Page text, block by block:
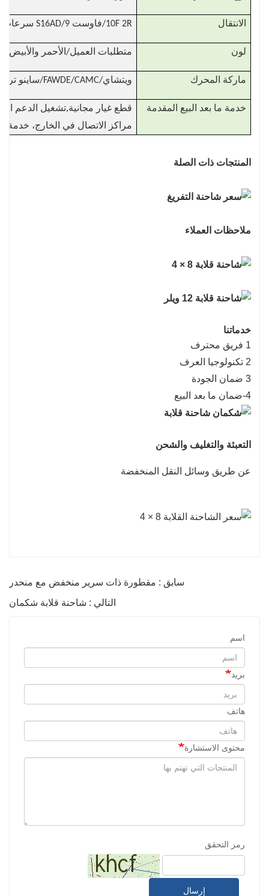
الانتقال 10F 2R/فاوست S16AD/9 سرعات AMT/12JSD200TA-B/16جير
لون متطلبات العميل/الأحمر والأبيض
ماركة المحرك ويتشاي/FAWDE/CAMC/ساينو تراك/يوشاي/رجل/
خدمة ما بعد البيع المقدمة قطع غيار مجانية,تشغيل الدعم
مراكز الاتصال في الخارج، خدمة
المنتجات ذات الصلة
ملاحظات العملاء
خدماتنا
1 فريق محترف
2 تكنولوجيا العرف
3 ضمان الجودة
4-ضمان ما بعد البيع
التعبئة والتغليف والشحن
عن طريق وسائل النقل المنخفضة
سابق : مقطورة ذات سرير منخفض مع منحدر
التالي : شاحنة قلابة شكمان
اسم
بريد
هاتف
محتوى الاستشارة
رمز التحقق
إرسال